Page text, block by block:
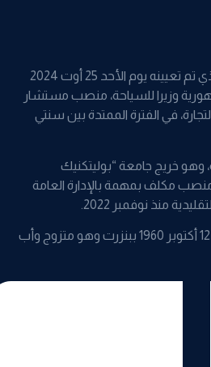
تقلّد السيد سفيان تقيّة، الذي تم تعيينه يوم الأحد 25 أوت 2024
وزيرا للسياحة، منصب مستشار
في الفترة الممتدة بين سنتي
جامعة “بوليتكنيك
بكندا سنة 1988، منصب مكلف بمهمة بالإدارة العامة
منذ نوفمبر 2022.
ولد السيد سفيان تقية في 12 أكتوبر 1960 ببنزرت وهو متزوج وأب